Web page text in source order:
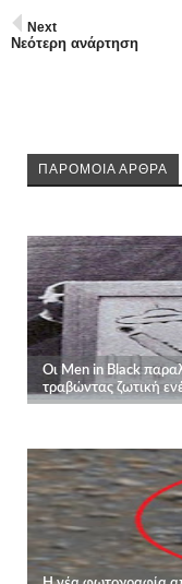
Next
Νεότερη ανάρτηση
ΠΑΡΟΜΟΙΑ ΑΡΘΡΑ